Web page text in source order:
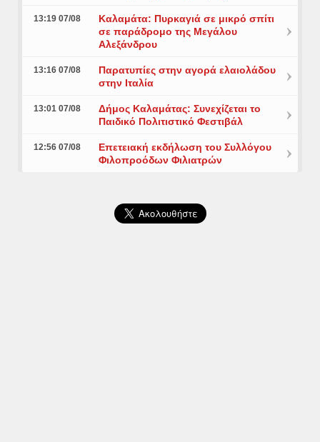
13:19 07/08
Καλαμάτα: Πυρκαγιά σε μικρό σπίτι
σε παράδρομο της Μεγάλου
Αλεξάνδρου
13:16 07/08
Παρατυπίες στην αγορά ελαιολάδου
στην Ιταλία
13:01 07/08
Δήμος Καλαμάτας: Συνεχίζεται το
Παιδικό Πολιτιστικό Φεστιβάλ
12:56 07/08
Επετειακή εκδήλωση του Συλλόγου
Φιλοπροόδων Φιλιατρών